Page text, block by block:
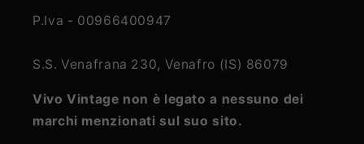
P.Iva - 00966400947
S.S. Venafrana 230, Venafro (IS) 86079
Vivo Vintage non è legato a nessuno dei
marchi menzionati sul suo sito.